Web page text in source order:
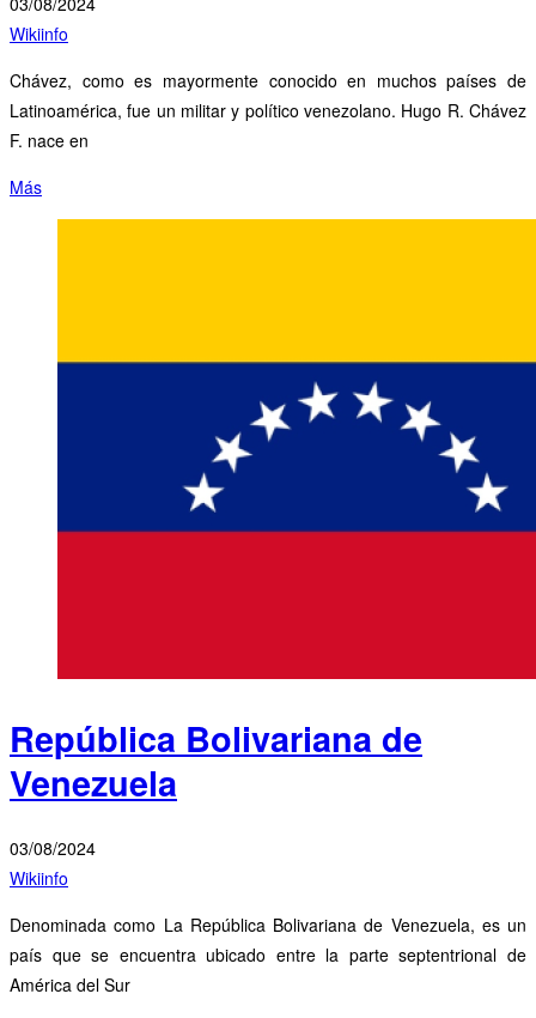
Wikiinfo
Chávez, como es mayormente conocido en muchos países de
Latinoamérica, fue un militar y político venezolano. Hugo R. Chávez
F. nace en
Más
República Bolivariana de
Venezuela
03/08/2024
Wikiinfo
Denominada como La República Bolivariana de Venezuela, es un
país que se encuentra ubicado entre la parte septentrional de
América del Sur